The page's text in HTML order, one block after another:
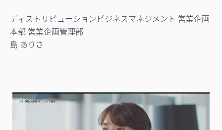
ディストリビューションビジネスマネジメント 営業企画
本部 営業企画管理部
島 ありさ